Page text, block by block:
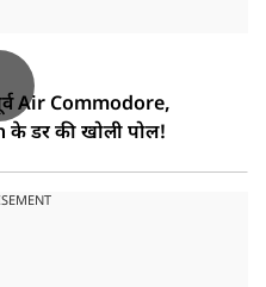
Air Commodore,
डर की खोली पोल!